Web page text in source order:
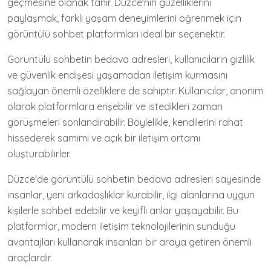
geçmesine olanak tanır. Düzce'nin güzelliklerini
paylaşmak, farklı yaşam deneyimlerini öğrenmek için
görüntülü sohbet platformları ideal bir seçenektir.
Görüntülü sohbetin bedava adresleri, kullanıcıların gizlilik
ve güvenlik endişesi yaşamadan iletişim kurmasını
sağlayan önemli özelliklere de sahiptir. Kullanıcılar, anonim
olarak platformlara erişebilir ve istedikleri zaman
görüşmeleri sonlandırabilir. Böylelikle, kendilerini rahat
hissederek samimi ve açık bir iletişim ortamı
oluşturabilirler.
Düzce'de görüntülü sohbetin bedava adresleri sayesinde
insanlar, yeni arkadaşlıklar kurabilir, ilgi alanlarına uygun
kişilerle sohbet edebilir ve keyifli anlar yaşayabilir. Bu
platformlar, modern iletişim teknolojilerinin sunduğu
avantajları kullanarak insanları bir araya getiren önemli
araçlardır.